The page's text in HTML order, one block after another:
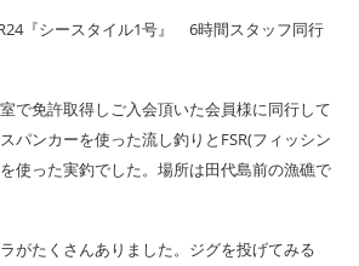
『シースタイル1号』 6時間スタッフ同行
で免許取得しご入会頂いた会員様に同行して
パンカーを使った流し釣りとFSR(フィッシン
使った実釣でした。場所は田代島前の漁礁で
がたくさんありました。ジグを投げてみる